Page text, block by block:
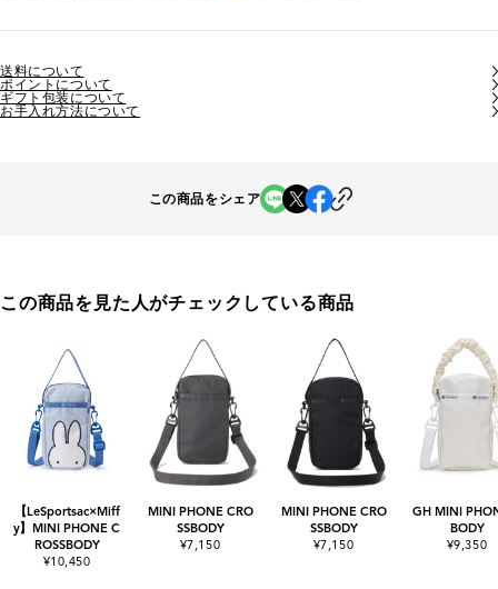
送料について
ポイントについて
ギフト包装について
お手入れ方法について
この商品をシェア
この商品を見た人がチェックしている商品
【LeSportsac×Miff
y】MINI PHONE C
ROSSBODY
¥10,450
MINI PHONE CRO
SSBODY
¥7,150
MINI PHONE CRO
SSBODY
¥7,150
GH MINI
BODY
¥9,350